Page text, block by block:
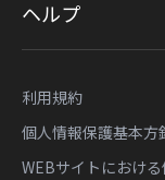
ヘルプ
利用規約
個人情報保護基本方
WEBサイトにおけ